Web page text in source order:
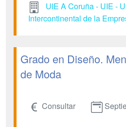
UIE A Coruña - UIE -
Intercontinental de la
Grado en Diseño.
de Moda
Consultar